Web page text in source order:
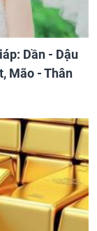
Dần - Dậu
Mão - Thân